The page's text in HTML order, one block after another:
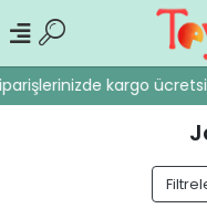
kargo ücretsiz.